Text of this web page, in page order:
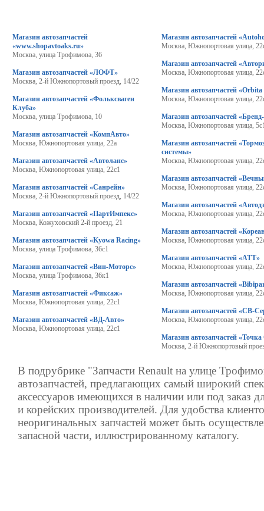
Магазин автозапчастей
«www.shopavtoaks.ru»
Москва, улица Трофимова, 36
Магазин автозапчастей «ЛОФТ»
Москва, 2-й Южнопортовый проезд, 14/22
Магазин автозапчастей «Фольксваген
Клуба»
Москва, улица Трофимова, 10
Магазин автозапчастей «КомпАвто»
Москва, Южнопортовая улица, 22а
Магазин автозапчастей «Автоланс»
Москва, Южнопортовая улица, 22с1
Магазин автозапчастей «Санрейн»
Москва, 2-й Южнопортовый проезд, 14/22
Магазин автозапчастей «ПартИмпекс»
Москва, Кожуховский 2-й проезд, 21
Магазин автозапчастей «Kyowa Raсing»
Москва, улица Трофимова, 36с1
Магазин автозапчастей «Вин-Моторс»
Москва, улица Трофимова, 36к1
Магазин автозапчастей «Фиксаж»
Москва, Южнопортовая улица, 22с1
Магазин автозапчастей «ВД-Авто»
Москва, Южнопортовая улица, 22с1
Магазин автозапчастей
Москва, Южнопортовая улица,
Магазин автозапчастей
Москва, Южнопортовая улица,
Магазин автозапчастей
Москва, Южнопортовая улица,
Магазин автозапчастей
Москва, Южнопортовая улица,
Магазин автозапчастей
системы»
Москва, Южнопортовая улица,
Магазин автозапчастей
Москва, Южнопортовая улица,
Магазин автозапчастей
Москва, Южнопортовая улица,
Магазин автозапчастей
Москва, Южнопортовая улица,
Магазин автозапчастей «АТТ»
Москва, Южнопортовая улица,
Магазин автозапчастей
Москва, Южнопортовая улица,
Магазин автозапчастей «СВ-
Москва, Южнопортовая улица,
Магазин автозапчастей
Москва, 2-й Южнопортовый
В подрубрике "Запчасти Renault на улице
автозапчастей, предлагающих самый широкий
аксессуаров имеющихся в наличии или под заказ
и корейских производителей. Для удобства
неоригинальных запчастей может быть
запасной части, иллюстрированному каталогу.